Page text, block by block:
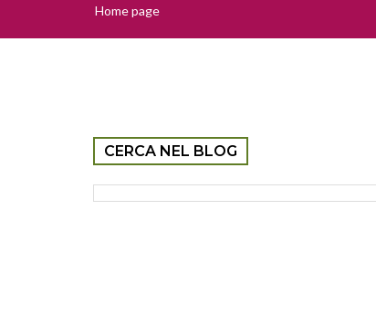
Home page
CERCA NEL BLOG